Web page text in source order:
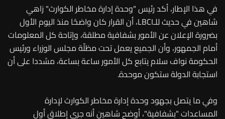
في هذا الإطار، أكد رئيس "وحدة إدارة مخاطر الكوارث" زاهي
شاهين في حديث للـLBCI، أن القرار كان واضحًا منذ اليوم الأول
بضرورة الإعلان عن الأمور بشفافية مطلقة، وإتاحة كل المعلومات
أمام الجمهور، وأن الجميع يعمل تحت مظلّة مجلس الوزراء ورئيس
الحكومة نواف سلام يتابع كل الأمور ساعة بساعة، مشددا على أن
استجابة الدولة ستكون موحدة.
وفي ما يتصل بجهود وحدة إدارة مخاطر الكوارث لإدارة
المساعدات "بشفافية"، أوضح شاهين أنه جرى إطلاق أول